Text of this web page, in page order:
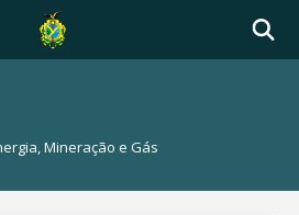
Mineração e Gás